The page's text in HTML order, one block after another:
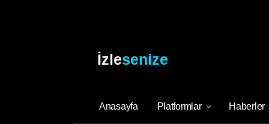
İzlesenize
Anasayfa Platformlar Haberler